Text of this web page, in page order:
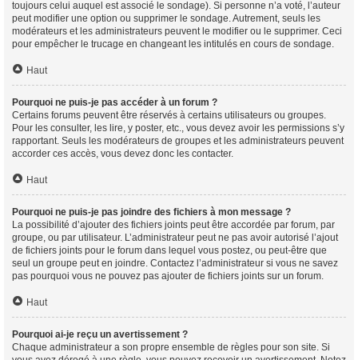
toujours celui auquel est associé le sondage). Si personne n’a voté, l’auteur
peut modifier une option ou supprimer le sondage. Autrement, seuls les
modérateurs et les administrateurs peuvent le modifier ou le supprimer. Ceci
pour empêcher le trucage en changeant les intitulés en cours de sondage.
Haut
Pourquoi ne puis-je pas accéder à un forum ?
Certains forums peuvent être réservés à certains utilisateurs ou groupes.
Pour les consulter, les lire, y poster, etc., vous devez avoir les permissions s’y
rapportant. Seuls les modérateurs de groupes et les administrateurs peuvent
accorder ces accès, vous devez donc les contacter.
Haut
Pourquoi ne puis-je pas joindre des fichiers à mon message ?
La possibilité d’ajouter des fichiers joints peut être accordée par forum, par
groupe, ou par utilisateur. L’administrateur peut ne pas avoir autorisé l’ajout
de fichiers joints pour le forum dans lequel vous postez, ou peut-être que
seul un groupe peut en joindre. Contactez l’administrateur si vous ne savez
pas pourquoi vous ne pouvez pas ajouter de fichiers joints sur un forum.
Haut
Pourquoi ai-je reçu un avertissement ?
Chaque administrateur a son propre ensemble de règles pour son site. Si